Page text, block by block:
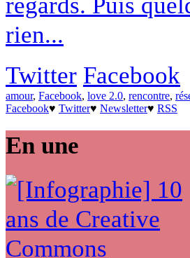
rien...
Twitter Facebook
amour, Facebook, love 2.0, rencontre,
Facebook♥ Twitter♥ Newsletter♥ RSS
En une